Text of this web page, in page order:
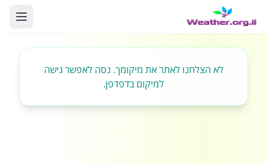
לא הצלחנו לאתר את מיקומך. נסה לאפשר גישה
למיקום בדפדפן.